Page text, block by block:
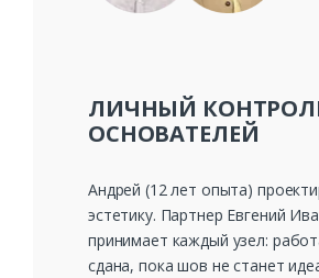
ЛИЧНЫЙ
ОСНОВАТЕЛЕЙ
Андрей (12 лет опыта)
эстетику. Партнер Евгений
принимает каждый узел:
сдана, пока шов не станет